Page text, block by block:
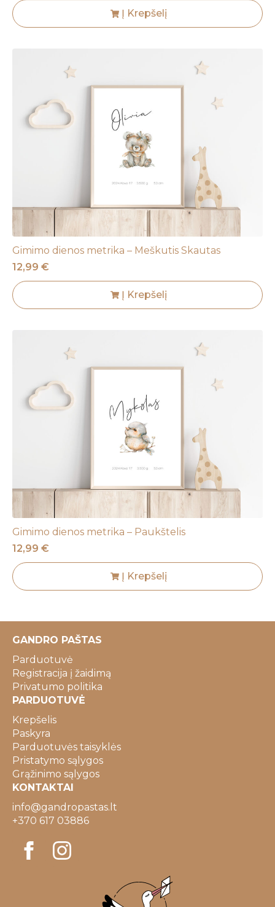
Į Krepšelį
Gimimo dienos metrika – Meškutis Skautas
12,99 €
Į Krepšelį
Gimimo dienos metrika – Paukštelis
12,99 €
Į Krepšelį
GANDRO PAŠTAS
Parduotuvė
Registracija į žaidimą
Privatumo politika
PARDUOTUVĖ
Krepšelis
Paskyra
Parduotuvės taisyklės
Pristatymo sąlygos
Grąžinimo sąlygos
KONTAKTAI
info@gandropastas.lt
+370 617 03886